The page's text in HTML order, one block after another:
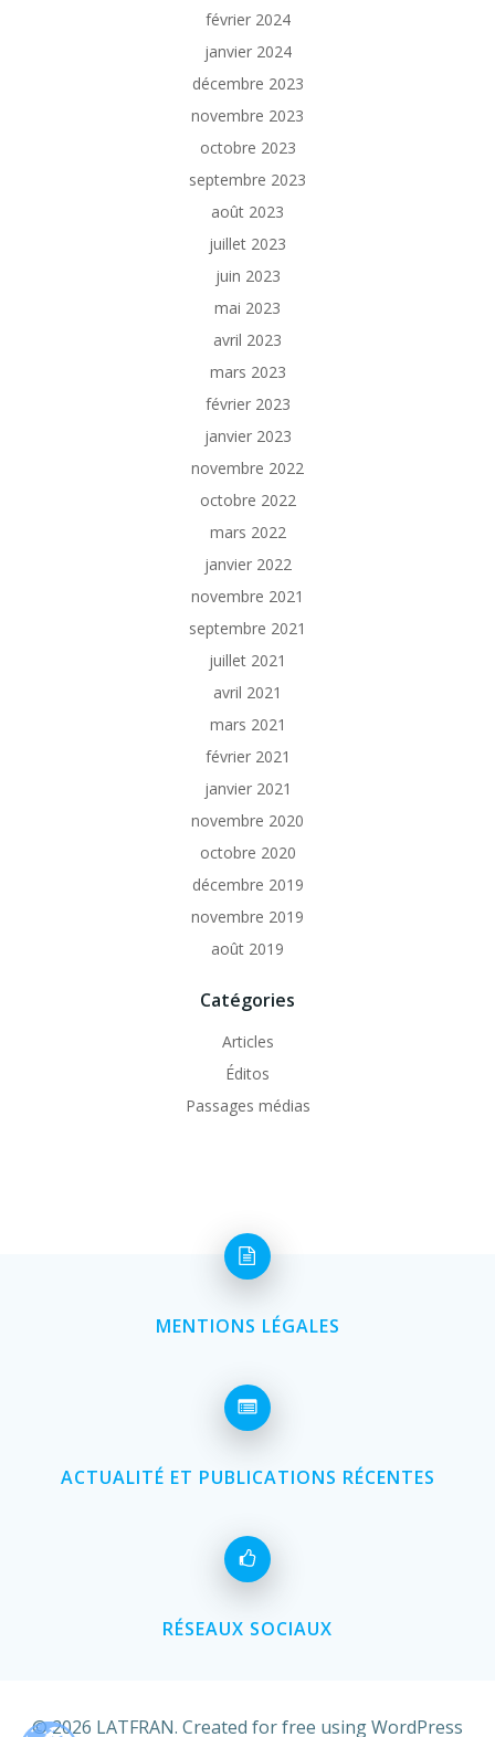
février 2024
janvier 2024
décembre 2023
novembre 2023
octobre 2023
septembre 2023
août 2023
juillet 2023
juin 2023
mai 2023
avril 2023
mars 2023
février 2023
janvier 2023
novembre 2022
octobre 2022
mars 2022
janvier 2022
novembre 2021
septembre 2021
juillet 2021
avril 2021
mars 2021
février 2021
janvier 2021
novembre 2020
octobre 2020
décembre 2019
novembre 2019
août 2019
Catégories
Articles
Éditos
Passages médias
MENTIONS LÉGALES
ACTUALITÉ ET PUBLICATIONS RÉCENTES
RÉSEAUX SOCIAUX
© 2026 LATFRAN. Created for free using WordPress